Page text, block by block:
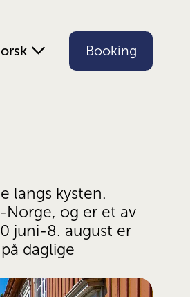
Booking
langs kysten.
Norge, og er et av
juni-8. august er
daglige